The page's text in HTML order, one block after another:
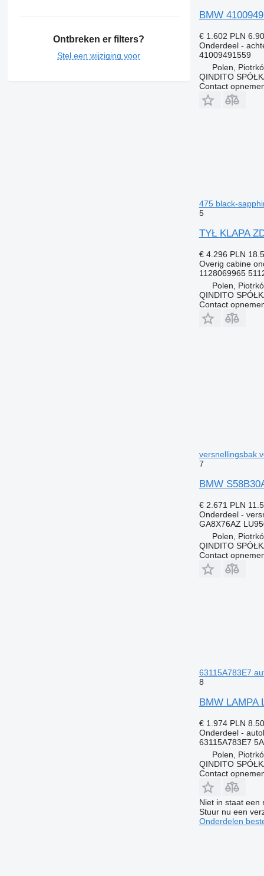
Ontbreken er filters?
Stel een wijziging voor
BMW
€ 1.602 PLN
Onderdeel -
41009491559
Polen,
QINDITO
Contact
475 black-
5
TYŁ KLAPA
€ 4.296 PLN
Overig cabine
1128069965
Polen,
QINDITO
Contact
versnellingsbak
7
BMW
€ 2.671 PLN
Onderdeel -
GA8X76AZ
Polen,
QINDITO
Contact
63115A783E7
8
BMW LAMPA
€ 1.974 PLN
Onderdeel -
63115A783E7
Polen,
QINDITO
Contact
Niet in staat een
Stuur nu een
Onderdelen